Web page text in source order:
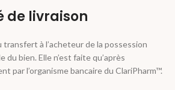
de livraison
transfert à l’acheteur de la possession
bien. Elle n’est faite qu’après
par l’organisme bancaire du ClariPharm™.